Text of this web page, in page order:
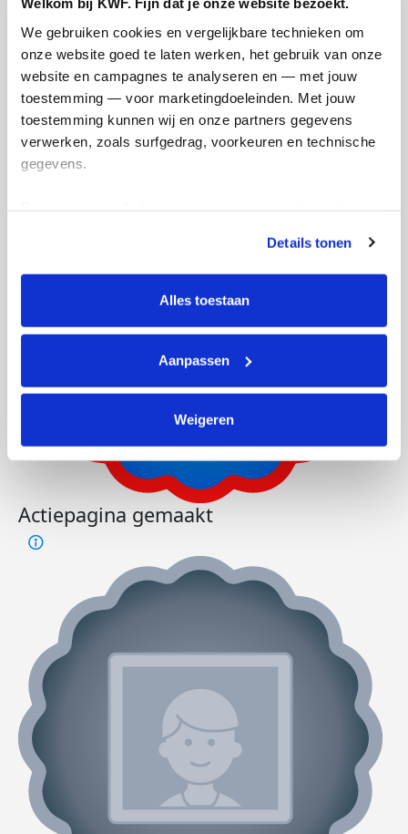
We gebruiken cookies en vergelijkbare technieken om
onze website goed te laten werken, het gebruik van onze
website en campagnes te analyseren en — met jouw
toestemming — voor marketingdoeleinden. Met jouw
toestemming kunnen wij en onze partners gegevens
verwerken, zoals surfgedrag, voorkeuren en technische
gegevens.
tonen. Je kunt je toestemming op elk moment wijzigen of
intrekken via Cookie instellingen onderaan de pagina. De
lijst met cookies is te vinden in het tabblad “details”.
Details tonen
Alles toestaan
Aanpassen
Weigeren
Femke's badges
Actiepagina gemaakt